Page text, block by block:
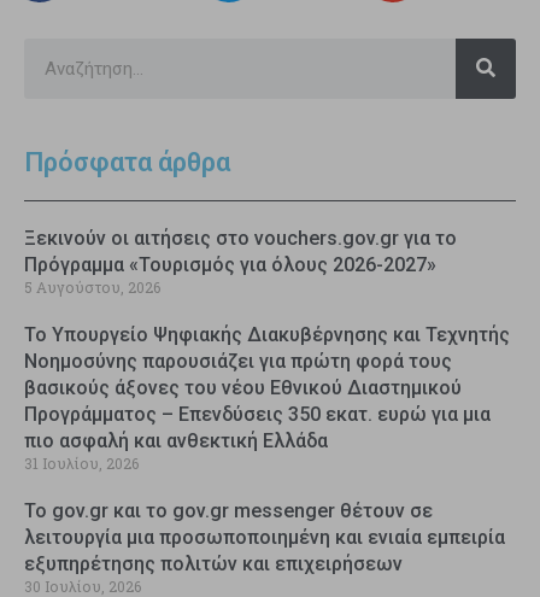
Πρόσφατα άρθρα
Ξεκινούν οι αιτήσεις στο vouchers.gov.gr για το
Πρόγραμμα «Τουρισμός για όλους 2026-2027»
5 Αυγούστου, 2026
Το Υπουργείο Ψηφιακής Διακυβέρνησης και Τεχνητής
Νοημοσύνης παρουσιάζει για πρώτη φορά τους
βασικούς άξονες του νέου Εθνικού Διαστημικού
Προγράμματος – Επενδύσεις 350 εκατ. ευρώ για μια
πιο ασφαλή και ανθεκτική Ελλάδα
31 Ιουλίου, 2026
Το gov.gr και το gov.gr messenger θέτουν σε
λειτουργία μια προσωποποιημένη και ενιαία εμπειρία
εξυπηρέτησης πολιτών και επιχειρήσεων
30 Ιουλίου, 2026